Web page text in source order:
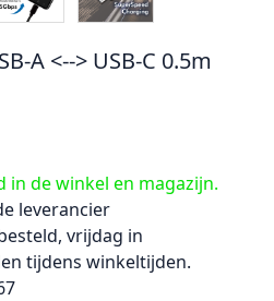
A <--> USB-C 0.5m
in de winkel en magazijn.
leverancier
vrijdag in
tijdens winkeltijden.